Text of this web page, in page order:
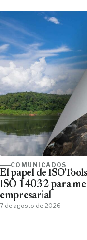
COMUNICADOS
El papel de
ISO 14032 para
empresarial
7 de agosto de 2026